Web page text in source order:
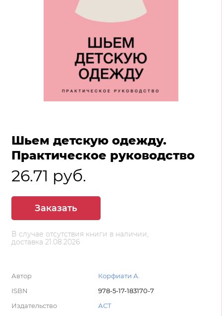
Шьем детскую одежду.
Практическое руководство
26.71 руб.
Заказать
В случае отсутствия книги в наличии,
доставка 21.08.2026
Автор
Корфиати А.
ISBN
978-5-17-183170-7
Издательство
АСТ